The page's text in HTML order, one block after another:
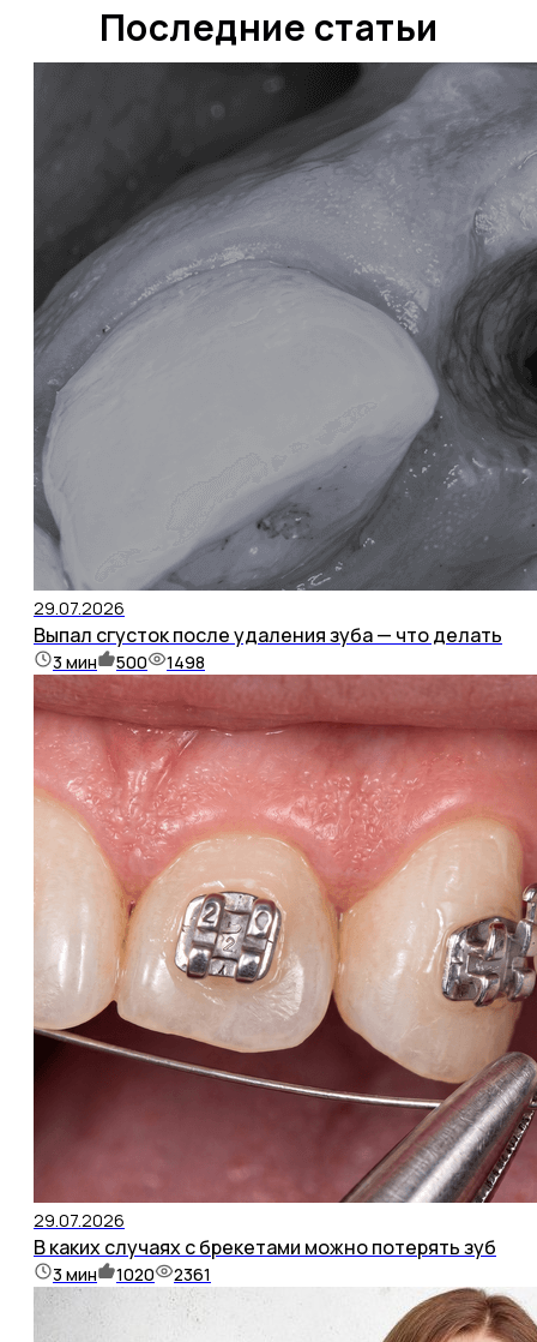
Последние статьи
29.07.2026
Выпал сгусток после удаления зуба — что делать
3 мин 500 1498
29.07.2026
В каких случаях с брекетами можно потерять зуб
3 мин 1020 2361